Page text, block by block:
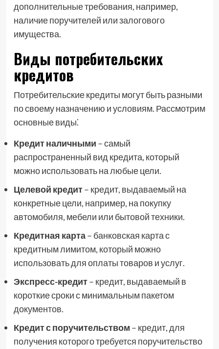
дополнительные требования, например,
наличие поручителей или залогового
имущества.
Виды потребительских
кредитов
Потребительские кредиты могут быть разными
по своему назначению и условиям. Рассмотрим
основные виды⁚
Кредит наличными – самый
распространенный вид кредита, который
можно использовать на любые цели.
Целевой кредит– кредит, выдаваемый на
конкретные цели, например, на покупку
автомобиля, мебели или бытовой техники.
Кредитная карта– банковская карта с
кредитным лимитом, который можно
использовать для оплаты товаров и услуг.
Экспресс-кредит– кредит, выдаваемый в
короткие сроки с минимальным пакетом
документов.
Кредит с поручительством – кредит, для
получения которого требуется поручительство